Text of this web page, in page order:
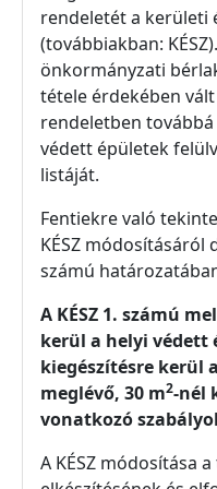
rendeletét a kerületi
(továbbiakban:
önkormányzati
tétele érdekében
rendeletben
védett épületek
listáját.
Fentiekre való
KÉSZ módosításáról
számú
A KÉSZ 1. számú
kerül a helyi védett
kiegészítésre kerül
meglévő, 30 m2-nél
vonatkozó
A KÉSZ módosítása